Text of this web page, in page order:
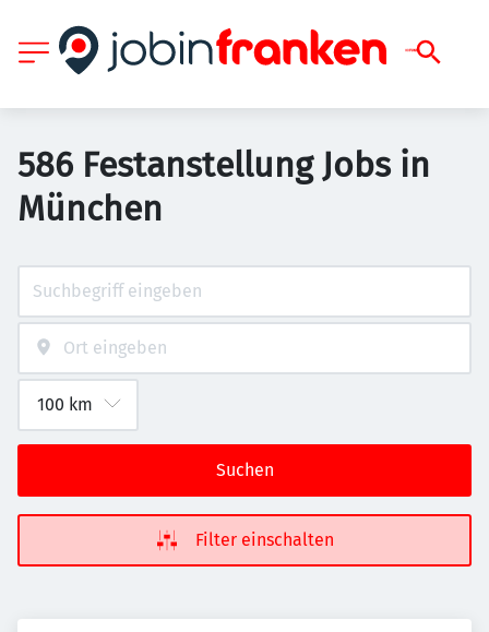
586 Festanstellung Jobs in
München
Suchen
Filter einschalten